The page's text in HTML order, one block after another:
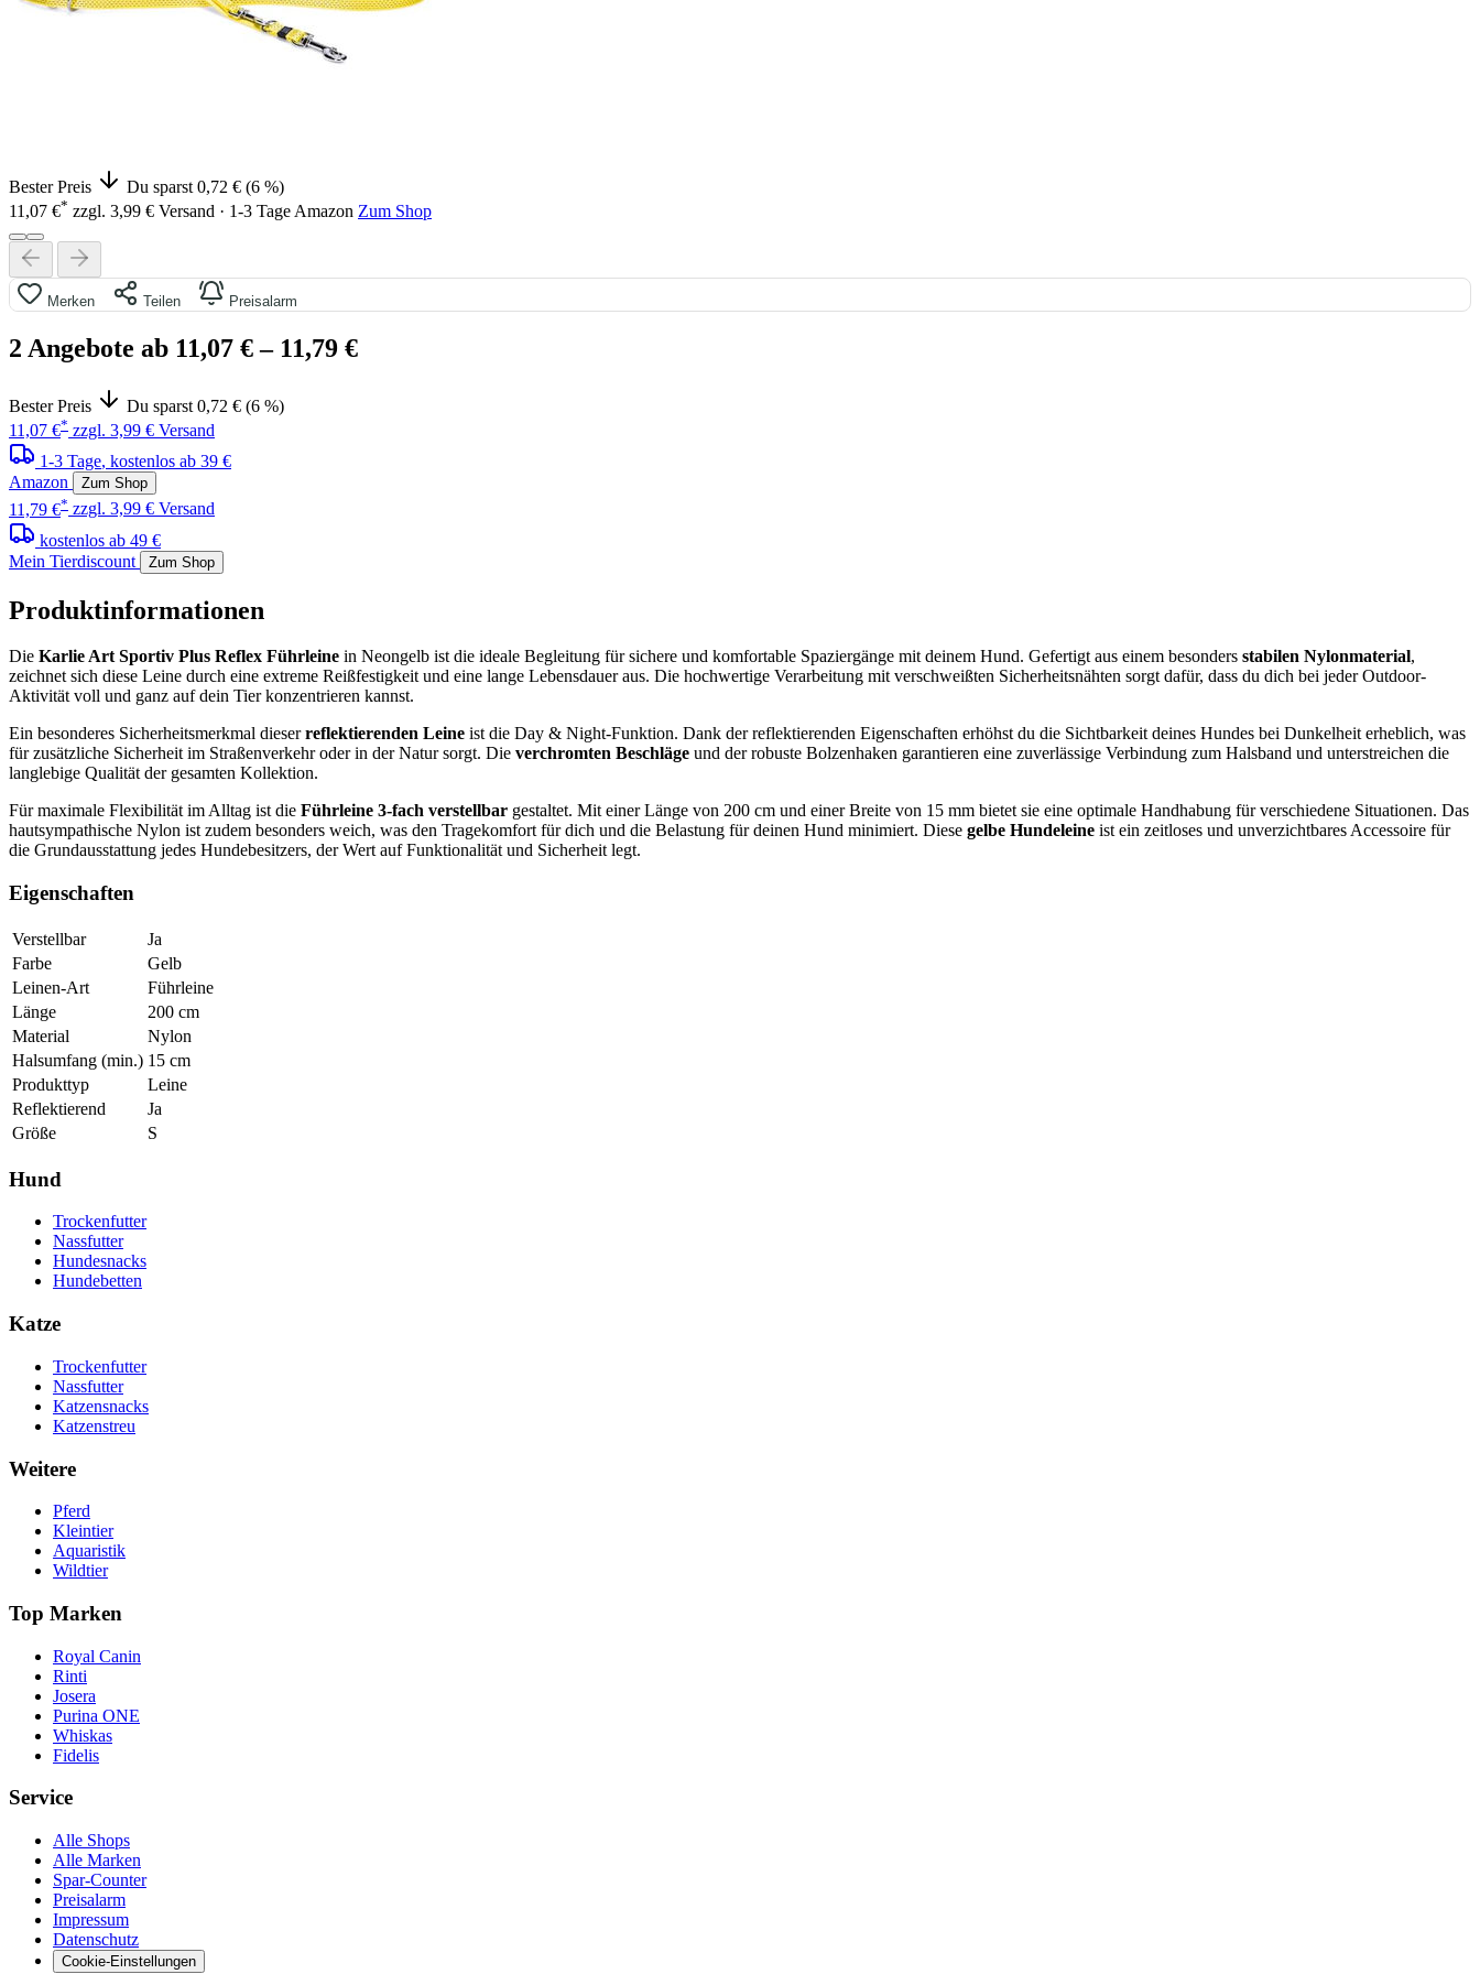
Bester Preis
Du sparst 0,72 € (6 %)
11,07 €* zzgl. 3,99 € Versand · 1-3 Tage Amazon Zum Shop
Merken Teilen Preisalarm
2 Angebote ab 11,07 €– 11,79 €
Bester Preis
Du sparst 0,72 € (6 %)
11,07 €* zzgl. 3,99 € Versand
1-3 Tage, kostenlos ab 39 €
Amazon
Zum Shop
11,79 €* zzgl. 3,99 € Versand
kostenlos ab 49 €
Mein Tierdiscount
Zum Shop
Produktinformationen
Die Karlie Art Sportiv Plus Reflex Führleine in Neongelb ist die ideale Begleitung für sichere und komfortable Spaziergänge mit deinem Hund. Gefertigt aus einem besonders stabilen Nylonmaterial,
zeichnet sich diese Leine durch eine extreme Reißfestigkeit und eine lange Lebensdauer aus. Die hochwertige Verarbeitung mit verschweißten Sicherheitsnähten sorgt dafür, dass du dich bei jeder Outdoor-
Aktivität voll und ganz auf dein Tier konzentrieren kannst.
Ein besonderes Sicherheitsmerkmal dieserreflektierenden Leine ist die Day & Night-Funktion. Dank der reflektierenden Eigenschaften erhöhst du die Sichtbarkeit deines Hundes bei Dunkelheit erheblich, was
für zusätzliche Sicherheit im Straßenverkehr oder in der Natur sorgt. Die verchromten Beschläge und der robuste Bolzenhaken garantieren eine zuverlässige Verbindung zum Halsband und unterstreichen die
langlebige Qualität der gesamten Kollektion.
Für maximale Flexibilität im Alltag ist die Führleine 3-fach verstellbar gestaltet. Mit einer Länge von 200 cm und einer Breite von 15 mm bietet sie eine optimale Handhabung für verschiedene Situationen. Das
hautsympathische Nylon ist zudem besonders weich, was den Tragekomfort für dich und die Belastung für deinen Hund minimiert. Diese gelbe Hundeleine ist ein zeitloses und unverzichtbares Accessoire für
die Grundausstattung jedes Hundebesitzers, der Wert auf Funktionalität und Sicherheit legt.
Eigenschaften
Verstellbar
Ja
Farbe
Gelb
Leinen-Art
Führleine
Länge
200 cm
Material
Nylon
Halsumfang (min.) 15 cm
Produkttyp
Leine
Reflektierend
Ja
Größe
S
Hund
Trockenfutter
Nassfutter
Hundesnacks
Hundebetten
Katze
Trockenfutter
Nassfutter
Katzensnacks
Katzenstreu
Weitere
Pferd
Kleintier
Aquaristik
Wildtier
Top Marken
Royal Canin
Rinti
Josera
Purina ONE
Whiskas
Fidelis
Service
Alle Shops
Alle Marken
Spar-Counter
Preisalarm
Impressum
Datenschutz
Cookie-Einstellungen